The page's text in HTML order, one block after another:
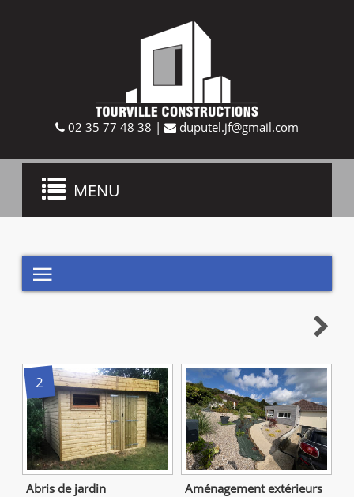
02 35 77 48 38 | duputel.jf@gmail.com
MENU


2
Abris de jardin
Aménagement extérieurs